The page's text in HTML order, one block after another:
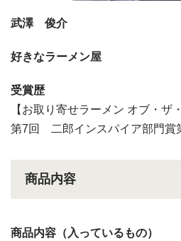
武澤 俊介
好きなラーメン屋
受賞歴
【お取り寄せラーメン オブ・ザ
第7回 二郎インスパイア部門賞
商品内容
商品内容（入っているもの）